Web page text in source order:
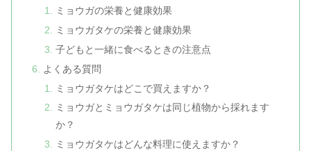
ミョウガの栄養と健康効果
ミョウガタケの栄養と健康効果
子どもと一緒に食べるときの注意点
よくある質問
ミョウガタケはどこで買えますか？
ミョウガとミョウガタケは同じ植物から採れます
か？
ミョウガタケはどんな料理に使えますか？